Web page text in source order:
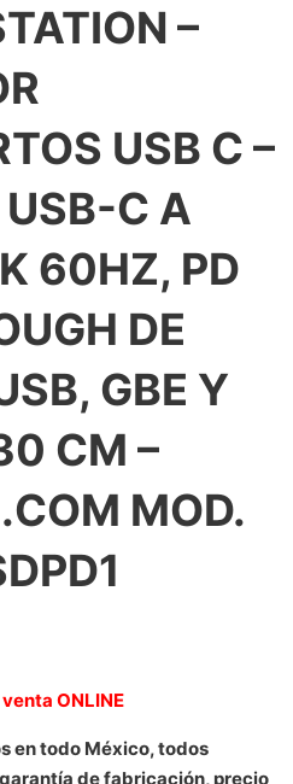
–
USB C –
C A
60HZ, PD
DE
GBE Y
CM –
MOD.
ONLINE
en todo México, todos
de fabricación, precio